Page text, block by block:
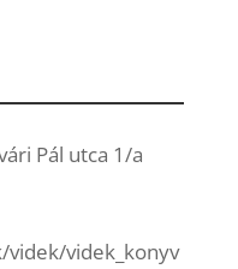
Pál utca 1/a
videk_konyv